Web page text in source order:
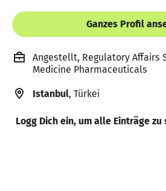
Ganzes Profil
Angestellt, Regulatory Affairs
Medicine Pharmaceuticals
Istanbul, Türkei
Logg Dich ein, um alle Einträge zu